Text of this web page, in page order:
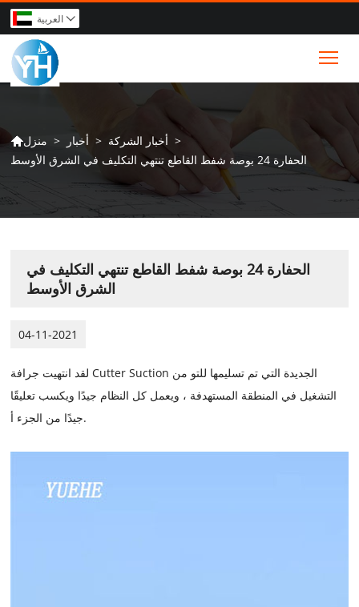
العربية 
منزل > أخبار > أخبار الشركة >
الحفارة 24 بوصة شفط القاطع تنتهي التكليف في الشرق الأوسط
الحفارة 24 بوصة شفط القاطع تنتهي التكليف في
الشرق الأوسط
04-11-2021
لقد انتهيت جرافة Cutter Suction الجديدة التي تم تسليمها للتو من
التشغيل في المنطقة المستهدفة ، ويعمل كل النظام جيدًا ويكسب تعليقًا
جيدًا من الجزء أ.